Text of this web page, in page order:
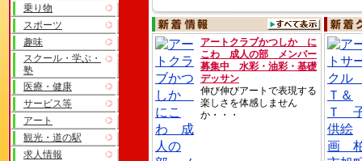
乗り物
スポーツ
趣味
スクール・学ぶ・
塾
医療・健康
サービス等
アート
観光・道の駅
求人情報
アートクラブかつしか に
こわ 成人の部 メンバー
募集中 水彩・油彩・基礎
デッサン
伸び伸びアートで表現する
楽しさを体感しません
か・・・